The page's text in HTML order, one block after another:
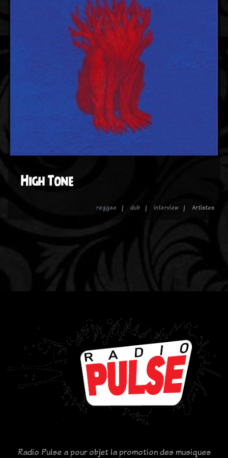
High Tone
reggae dub interview Artistes
Radio Pulse a pour objet la promotion des musiques